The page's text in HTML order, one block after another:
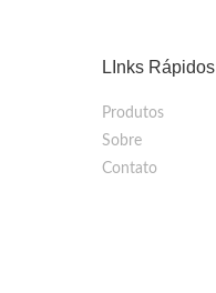
LInks Rápidos
Produtos
Sobre
Contato